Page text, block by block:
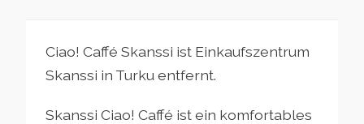
Ciao! Caffé Skanssi ist Einkaufszentrum
Skanssi in Turku entfernt.
Skanssi Ciao! Caffé ist ein komfortables